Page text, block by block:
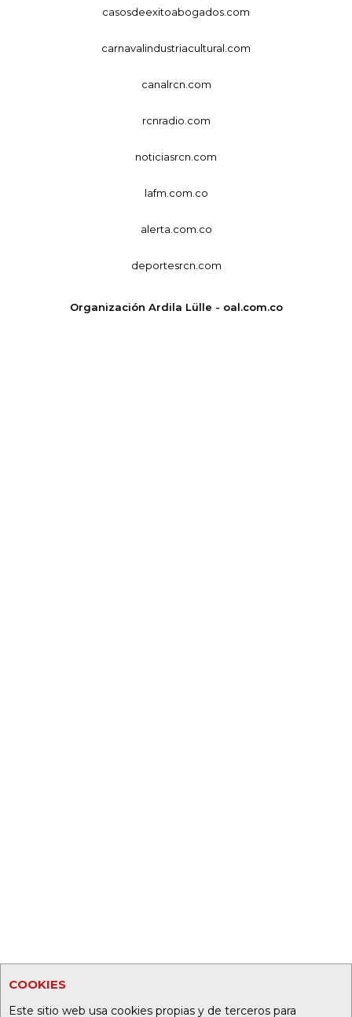
COOKIES
Este sitio web usa cookies propias y de terceros para
casosdeexitoabogados.com
carnavalindustriacultural.com
canalrcn.com
rcnradio.com
noticiasrcn.com
lafm.com.co
alerta.com.co
deportesrcn.com
Organización Ardila Lülle - oal.com.co